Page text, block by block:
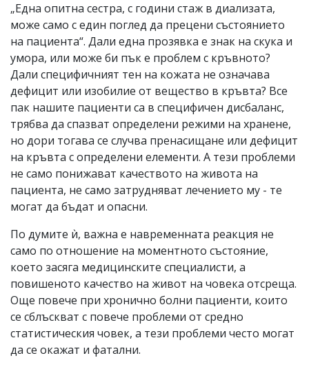
„Една опитна сестра, с години стаж в диализата,
може само с един поглед да прецени състоянието
на пациента“. Дали една прозявка е знак на скука и
умора, или може би пък е проблем с кръвното?
Дали специфичният тен на кожата не означава
дефицит или изобилие от вещество в кръвта? Все
пак нашите пациенти са в специфичен дисбаланс,
трябва да спазват определени режими на хранене,
но дори тогава се случва пренасищане или дефицит
на кръвта с определени елементи. А тези проблеми
не само понижават качеството на живота на
пациента, не само затрудняват лечението му - те
могат да бъдат и опасни.
По думите ѝ, важна е навременната реакция не
само по отношение на моментното състояние,
което засяга медицинските специалисти, а
повишеното качество на живот на човека отсреща.
Още повече при хронично болни пациенти, които
се сблъскват с повече проблеми от средно
статистическия човек, а тези проблеми често могат
да се окажат и фатални.